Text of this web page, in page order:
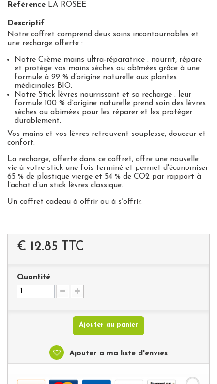
Référence LA ROSEE
Descriptif
Notre coffret comprend deux soins incontournables et
une recharge offerte :
Notre Crème mains ultra-réparatrice : nourrit, répare
et protège vos mains sèches ou abîmées grâce à une
formule à 99 % d’origine naturelle aux plantes
médicinales BIO.
Notre Stick lèvres nourrissant et sa recharge : leur
formule 100 % d’origine naturelle prend soin des lèvres
sèches ou abimées pour les réparer et les protéger
durablement.
Vos mains et vos lèvres retrouvent souplesse, douceur et
confort.
La recharge, offerte dans ce coffret, offre une nouvelle
vie à votre stick une fois terminé et permet d'économiser
65 % de plastique vierge et 54 % de CO2 par rapport à
l’achat d’un stick lèvres classique.
Un coffret cadeau à offrir ou à s’offrir.
€ 12.85 TTC
Quantité
Ajouter au panier
Ajouter à ma liste d'envies